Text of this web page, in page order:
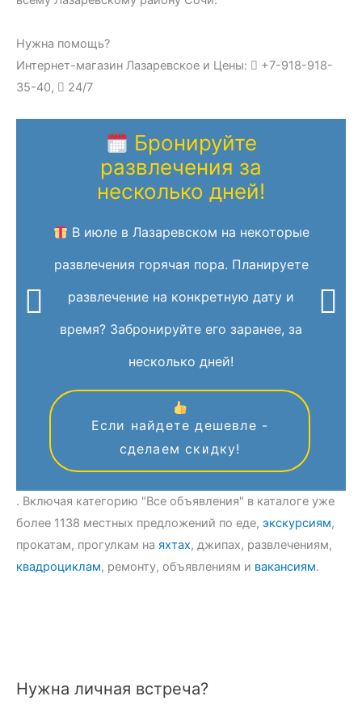
Нужна личная встреча?
Нужна помощь?
Интернет-магазин Лазаревское и Цены:
+7-918-918-
35-40,
24/7
Бронируйте
развлечения за
несколько дней!
В июле в Лазаревском на некоторые
развлечения горячая пора. Планируете
развлечение на конкретную дату и
время? Забронируйте его заранее, за
несколько дней!
Если найдете дешевле -
сделаем скидку!
. Включая категорию "Все объявления" в каталоге уже
более 1138 местных предложений по еде, экскурсиям,
прокатам, прогулкам на яхтах, джипах, развлечениям,
квадроциклам, ремонту, объявлениям и вакансиям.